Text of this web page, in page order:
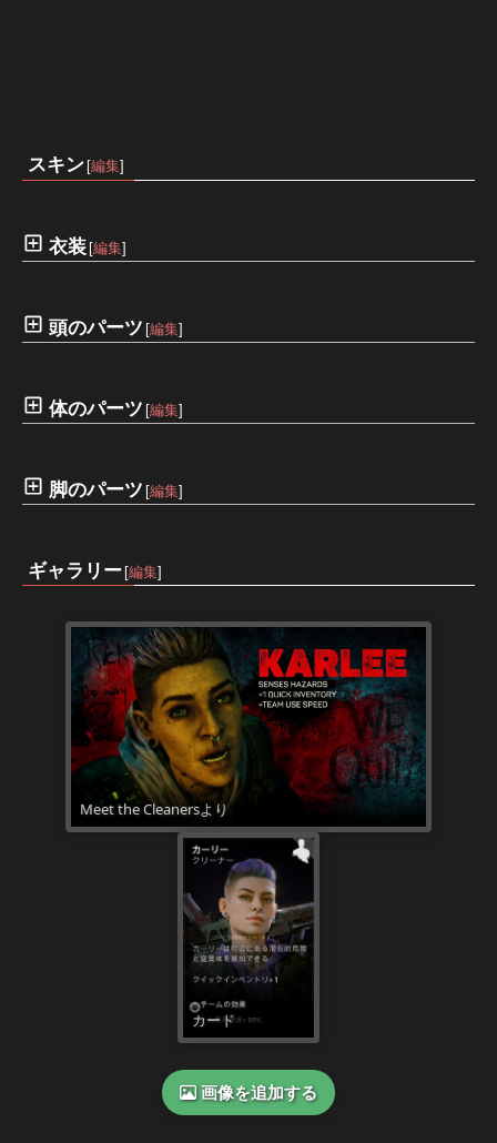
スキン [編集]
衣装 [編集]
頭のパーツ [編集]
体のパーツ [編集]
脚のパーツ [編集]
ギャラリー [編集]
画像を追加する